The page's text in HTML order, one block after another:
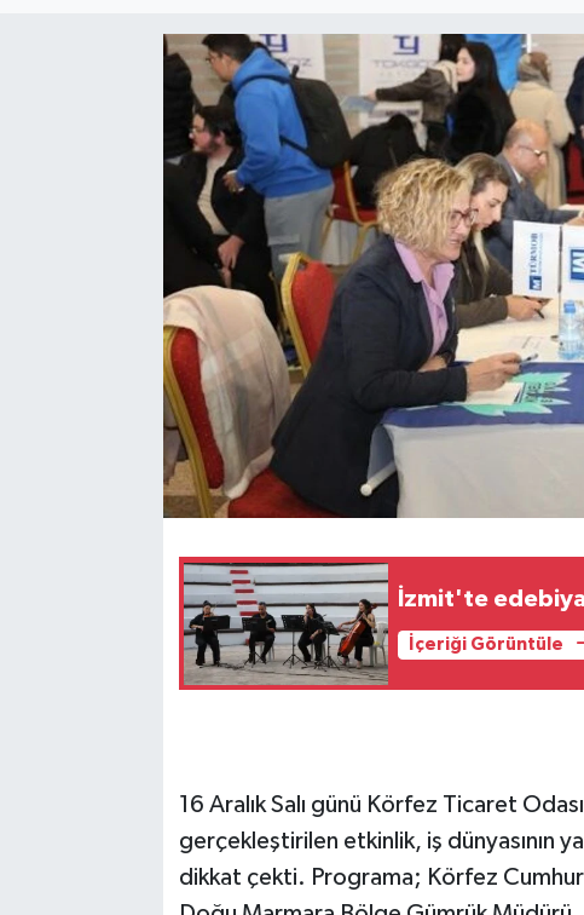
İzmit'te
İçeriği Görüntüle
16 Aralık Salı günü Körfez Ticaret
gerçekleştirilen etkinlik, iş dünyasının
dikkat çekti. Programa; Körfez